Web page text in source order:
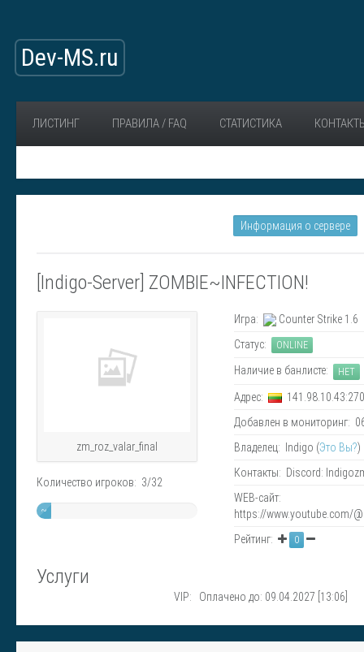
Dev-MS.ru
ЛИСТИНГ ПРАВИЛА / FAQ СТАТИСТИКА
Информация о сервере
[Indigo-Server] ZOMBIE~INFECTION!
zm_roz_valar_final
Количество игроков: 3/32
~
Игра:
Counter Strike 1.6
Статус:
ONLINE
Наличие в банлисте: НЕТ
Адрес:
Добавлен в мониторинг:
Владелец: Indigo (Это Вы?)
Контакты: Discord:
WEB-сайт:
https://www.youtube.com/
Рейтинг:
0
Услуги
VIP: Оплачено до: 09.04.2027 [13:06]